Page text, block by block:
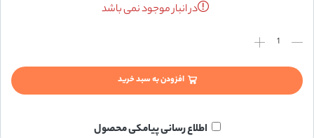
در انبار موجود نمی باشد
افزودن به سبد خرید
اطلاع رسانی پیامکی محصول